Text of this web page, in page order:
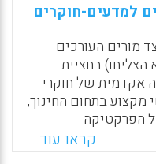
אלה דורשים
של חוקרים, אשר
דוקטורט אינם
לב פחותה בהרבה
כלים עבור
בקהילה. מאמר זה
של פרויקט
תלמידי דוקטורט
המחויבויות של
למדעים-חוקרים
מורים העורכים
הצליחו) בחציית
אקדמית של חוקרי
מקצוע בתחום החינוך,
הפרקטיקה
חוקרים
מהשתתפות בשתי
קראו עוד...